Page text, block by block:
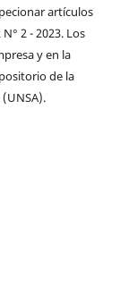
artículos
2 - 2023. Los
y en la
de la